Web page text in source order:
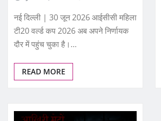
नई दिल्ली | 30 जून 2026 आईसीसी महिला
टी20 वर्ल्ड कप 2026 अब अपने निर्णायक
दौर में पहुंच चुका है।…
READ MORE